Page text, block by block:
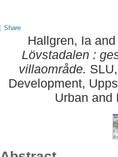
Share
Hallgren, Ia
Lövstadalen :
villaområde.
Development,
Urban and